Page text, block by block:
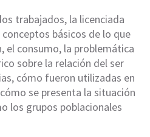
trabajados, la licenciada
básicos de lo que
el consumo, la problemática
sobre la relación del ser
cómo fueron utilizadas en
se presenta la situación
los grupos poblacionales